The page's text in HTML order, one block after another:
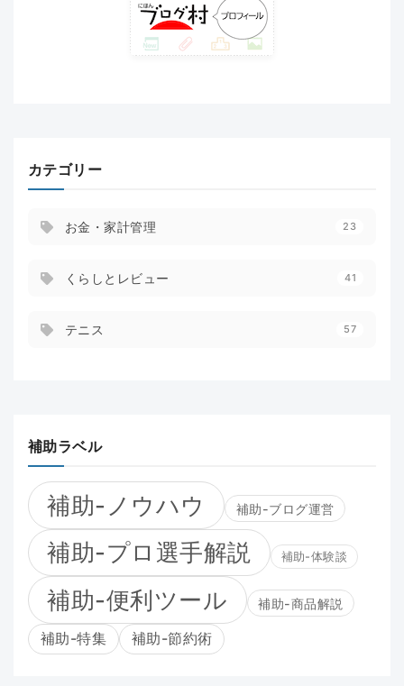
カテゴリー
お金・家計管理 23
くらしとレビュー 41
テニス 57
補助ラベル
補助-ノウハウ 補助-ブログ運営
補助-プロ選手解説 補助-体験談
補助-便利ツール 補助-商品解説
補助-特集 補助-節約術